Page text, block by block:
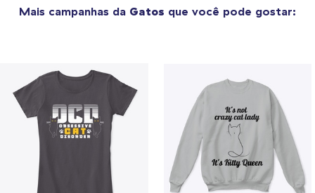
Mais campanhas da Gatos que você pode gostar: